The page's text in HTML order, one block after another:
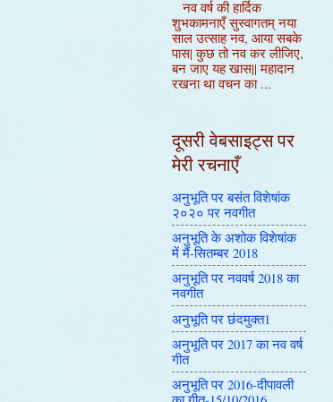
नव वर्ष की हार्दिक
शुभकामनाएँ सुस्वागतम् नया
साल उत्साह नव, आया सबके
पास| कुछ तो नव कर लीजिए,
बन जाए यह खास|| महादान
रखना था वचन का ...
दूसरी वेबसाइट्स पर
मेरी रचनाएँ
अनुभूति पर बसंत विशेषांक
२०२० पर नवगीत
अनुभूति के अशोक विशेषांक
में मैं-सितम्बर 2018
अनुभूति पर नववर्ष 2018 का
नवगीत
अनुभूति पर छंदमुक्त1
अनुभूति पर 2017 का नव वर्ष
गीत
अनुभूति पर 2016-दीपावली